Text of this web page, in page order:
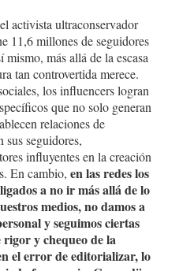
activista ultraconservador
11,6 millones de seguidores
más allá de la escasa
tan controvertida merece.
los influencers logran
que no solo generan
relaciones de
sus seguidores,
influyentes en la creación
En cambio, en las redes los
a no ir más allá de lo
medios, no damos a
y seguimos ciertas
y chequeo de la
el error de editorializar, lo